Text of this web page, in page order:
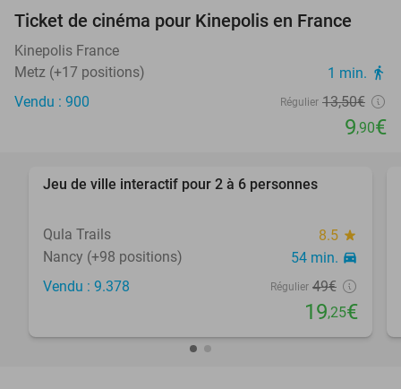
27%
OUT
Ticket de cinéma pour Kinepolis en France
Kinepolis France
Metz (+17 positions)
1 min. directions_walk
Vendu : 900 Régulier 13,50€
9,90€
favorite_border
Jeu de ville interactif pour 2 à 6 personnes
Qula Trails 8.5 star
Nancy (+98 positions) 54 min. directions_car
Vendu : 9.378 Régulier 49€
19,25€